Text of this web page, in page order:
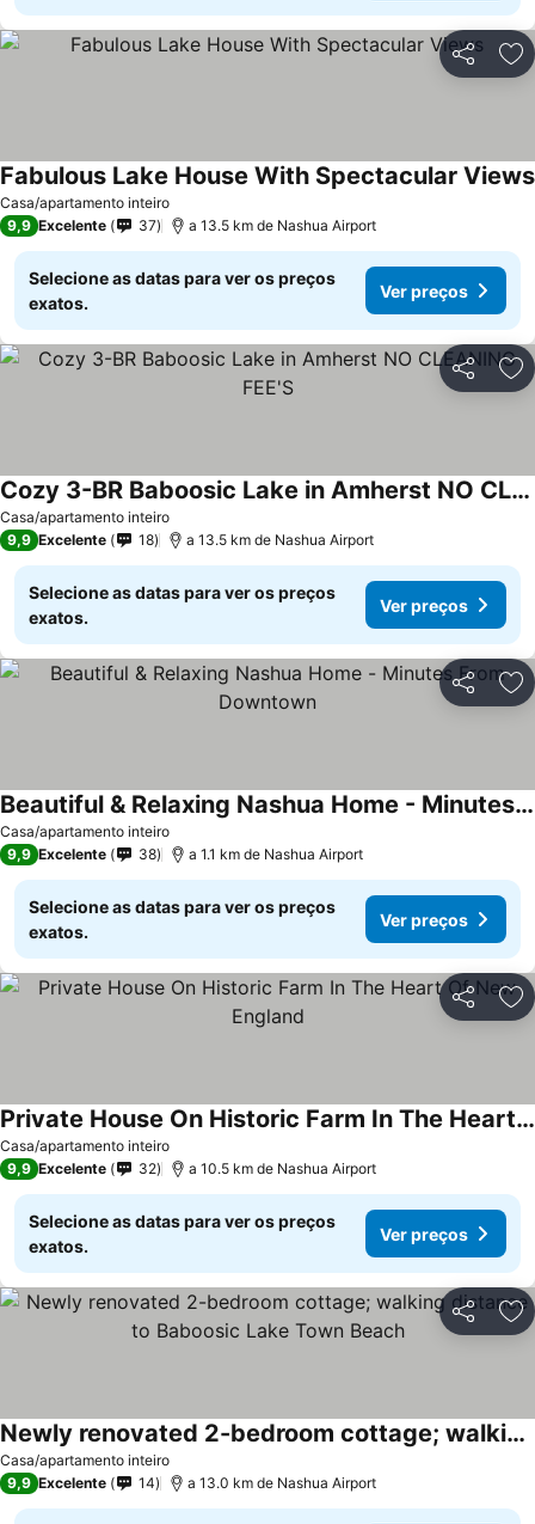
Partilhar
Casa/apartamento inteiro
Fabulous Lake House With Spectacular Views
9,9 Excelente 37 a 13.5 km de Nashua Airport
Selecione as datas para ver os preços
exatos.
Ver preços
Partilhar
Casa/apartamento inteiro
Cozy 3-BR Baboosic Lake in Amherst NO CLEANING FEE'S
9,9 Excelente 18 a 13.5 km de Nashua Airport
Selecione as datas para ver os preços
exatos.
Ver preços
Partilhar
Casa/apartamento inteiro
Beautiful & Relaxing Nashua Home - Minutes From Downtown
9,9 Excelente 38 a 1.1 km de Nashua Airport
Selecione as datas para ver os preços
exatos.
Ver preços
Partilhar
Casa/apartamento inteiro
Private House On Historic Farm In The Heart Of New England
9,9 Excelente 32 a 10.5 km de Nashua Airport
Selecione as datas para ver os preços
exatos.
Ver preços
Partilhar
Casa/apartamento inteiro
Newly renovated 2-bedroom cottage; walking distance to Baboosic Lake Town Beach
9,9 Excelente 14 a 13.0 km de Nashua Airport